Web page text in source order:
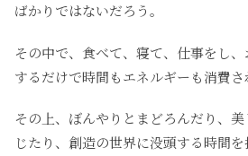
ばかりではないだろう。
その中で、食べて、寝て、仕事をし
するだけで時間もエネルギーも消費さ
その上、ぼんやりとまどろんだり、
じたり、創造の世界に没頭する時間